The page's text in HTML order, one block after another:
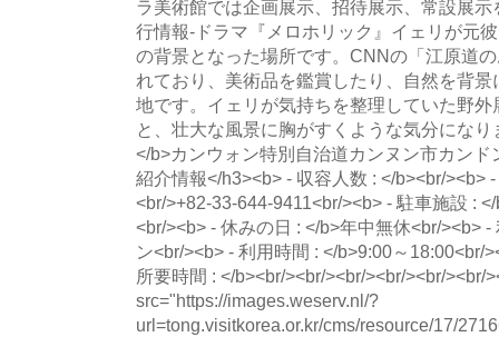
ラ美術館では企画展示、招待展示、常設展
行情報-ドラマ『メロホリック』イェリが元
の背景となった場所です。CNNの「江原道
れており、美術品を鑑賞したり、自然を背
地です。イェリが気持ちを整理していた野
と、壮大な風景に胸がすくような気分にな
</b>カンウォン特別自治道カンヌン市カン
紹介情報</h3><b> - 収容人数 : </b><br/><b>
<br/>+82-33-644-9411<br/><b> - 駐車施設 :
<br/><b> - 休みの日 : </b>年中無休<br/><b>
ン<br/><b> - 利用時間 : </b>9:00～18:00<br/
所要時間 : </b><br/><br/><br/><br/><br/><br/
src="https://images.weserv.nl/?
url=tong.visitkorea.or.kr/cms/resource/17/